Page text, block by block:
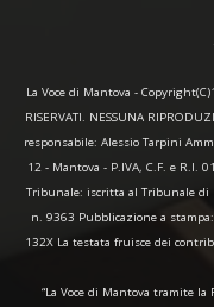
La Voce di Mantova -
RISERVATI. NESSUNA
responsabile: Alessio Tarpini
12 - Mantova - P.IVA, C.F. e R.I.
Tribunale: iscritta al Tribunale di
n. 9363 Pubblicazione a
132X La testata fruisce dei
“La Voce di Mantova tramite